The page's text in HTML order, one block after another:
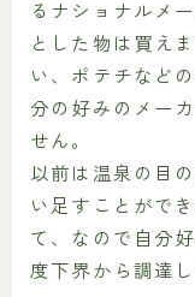
るナショナルメ
とした物は買え
い、ポテチなど
分の好みのメー
せん。
以前は温泉の目
い足すことがで
て、なので自分
度下界から調達